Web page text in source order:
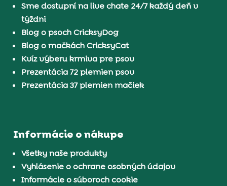
Sme dostupní na live chate 24/7 každý deň v
týždni
Blog o psoch CricksyDog
Blog o mačkách CricksyCat
Kvíz výberu krmiva pre psov
Prezentácia 72 plemien psov
Prezentácia 37 plemien mačiek
Informácie o nákupe
Všetky naše produkty
Vyhlásenie o ochrane osobných údajov
Informácie o súboroch cookie